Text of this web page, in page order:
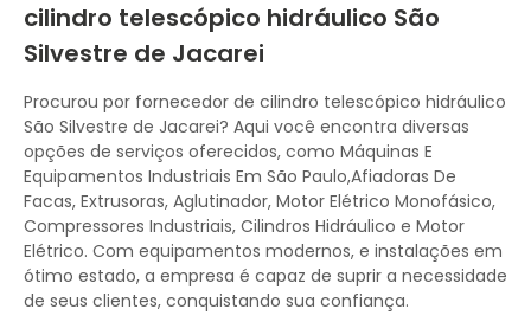
cilindro telescópico hidráulico São
Silvestre de Jacarei
Procurou por fornecedor de cilindro telescópico hidráulico
São Silvestre de Jacarei? Aqui você encontra diversas
opções de serviços oferecidos, como Máquinas E
Equipamentos Industriais Em São Paulo,Afiadoras De
Facas, Extrusoras, Aglutinador, Motor Elétrico Monofásico,
Compressores Industriais, Cilindros Hidráulico e Motor
Elétrico. Com equipamentos modernos, e instalações em
ótimo estado, a empresa é capaz de suprir a necessidade
de seus clientes, conquistando sua confiança.